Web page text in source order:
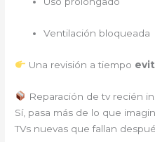
Ventilación bloqueada
Una revisión a tiempo
Reparación de tv recién
Sí, pasa más de lo que
TVs nuevas que fallan